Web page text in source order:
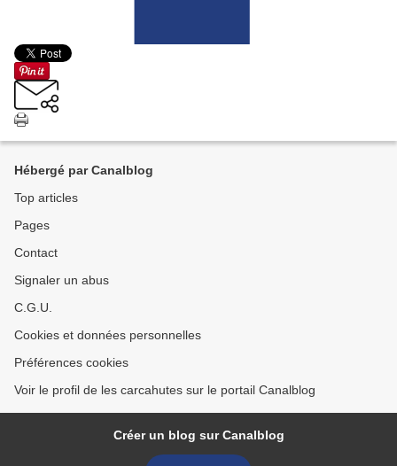
Hébergé par Canalblog
Top articles
Pages
Contact
Signaler un abus
C.G.U.
Cookies et données personnelles
Préférences cookies
Voir le profil de les carcahutes sur le portail Canalblog
Créer un blog sur Canalblog